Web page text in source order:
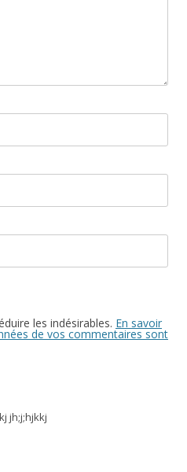
les indésirables. En savoir
de vos commentaires sont
jh;j;hjkkj